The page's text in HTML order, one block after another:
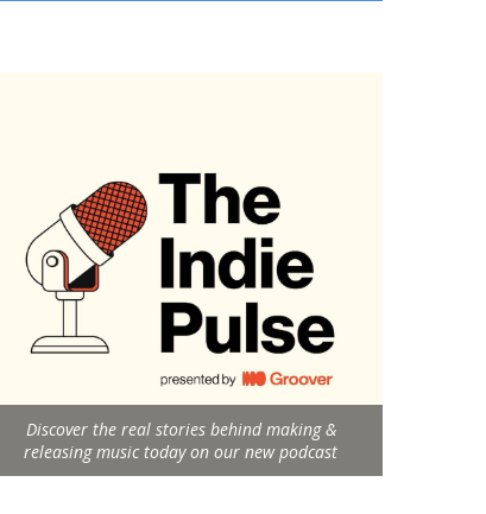
Discover the real stories behind making &
releasing music today on our new podcast